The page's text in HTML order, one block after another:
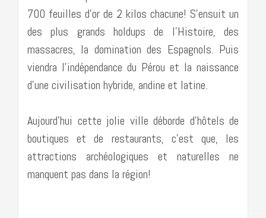
700 feuilles d’or de 2 kilos chacune! S’ensuit un
des plus grands holdups de l’Histoire, des
massacres, la domination des Espagnols. Puis
viendra l’indépendance du Pérou et la naissance
d’une civilisation hybride, andine et latine.
Aujourd’hui cette jolie ville déborde d’hôtels de
boutiques et de restaurants, c’est que, les
attractions archéologiques et naturelles ne
manquent pas dans la région!